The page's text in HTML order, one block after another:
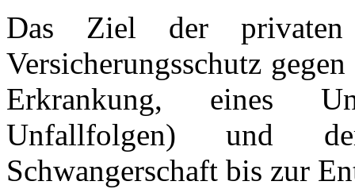
Das Ziel der privaten
Versicherungsschutz
Erkrankung, eines
Unfallfolgen) und
Schwangerschaft bis zur